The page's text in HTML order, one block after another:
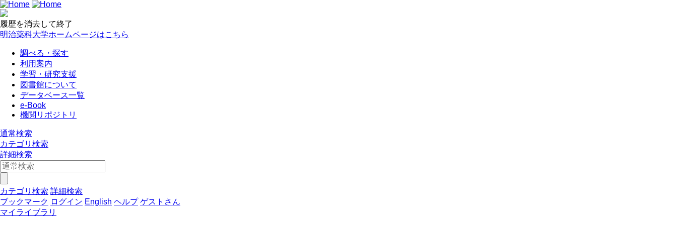
履歴を消去して終了
明治薬科大学ホームページはこちら
調べる・探す
利用案内
学習・研究支援
図書館について
データベース一覧
e-Book
機関リポジトリ
通常検索
カテゴリ検索
詳細検索
カテゴリ検索 詳細検索
ブックマーク ログイン English ヘルプ ゲストさん
マイライブラリ